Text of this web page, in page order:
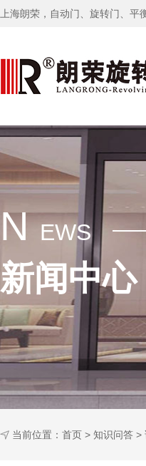
上海朗荣，自动门、旋转门、
NEWS
新闻中心
当前位置： 首页 > 知识问答 >